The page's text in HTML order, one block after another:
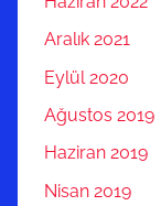
Aralık 2021
Eylül 2020
Ağustos 2019
Haziran 2019
Nisan 2019